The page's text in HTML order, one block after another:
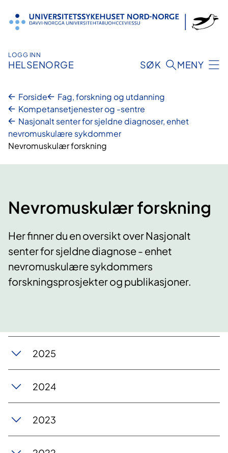
innhold
LOGG INN
HELSENORGE SØK MENY
Forside
Fag, forskning og utdanning
Kompetansetjenester og -sentre
Nasjonalt senter for sjeldne diagnoser, enhet
nevromuskulære sykdommer
Nevromuskulær forskning
Nevromuskulær forskning
Her finner du en oversikt over Nasjonalt
senter for sjeldne diagnose - enhet
nevromuskulære sykdommers
forskningsprosjekter og publikasjoner.
2025
2024
2023